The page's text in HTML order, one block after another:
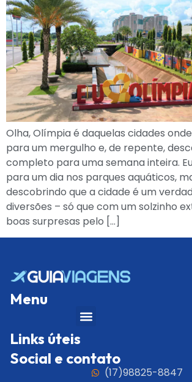
Olha, Olímpia é daquelas cidades
para um mergulho e, de repente,
completo para uma semana inteira.
para um dia nos parques aquáticos,
descobrindo que a cidade é um
diversões – só que com um solzinho
boas surpresas pelo […]
Menu
Links úteis
Social e contato
(17)98825-8847